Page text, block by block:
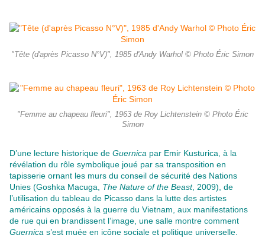
"Tête (d'après Picasso N°V)", 1985 d'Andy Warhol © Photo Éric Simon
"Femme au chapeau fleuri", 1963 de Roy Lichtenstein © Photo Éric
Simon
D’une lecture historique de Guernica par Emir Kusturica, à la
révélation du rôle symbolique joué par sa transposition en
tapisserie ornant les murs du conseil de sécurité des Nations
Unies (Goshka Macuga, The Nature of the Beast, 2009), de
l’utilisation du tableau de Picasso dans la lutte des artistes
américains opposés à la guerre du Vietnam, aux manifestations
de rue qui en brandissent l’image, une salle montre comment
Guernica s’est muée en icône sociale et politique universelle.